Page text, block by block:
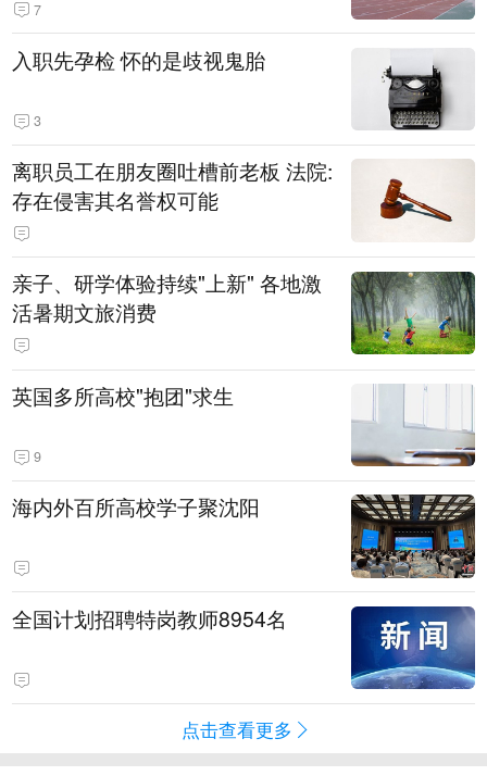
7
入职先孕检 怀的是歧视鬼胎
3
离职员工在朋友圈吐槽前老板 法院:
存在侵害其名誉权可能
亲子、研学体验持续"上新" 各地激
活暑期文旅消费
英国多所高校"抱团"求生
9
海内外百所高校学子聚沈阳
全国计划招聘特岗教师8954名
点击查看更多